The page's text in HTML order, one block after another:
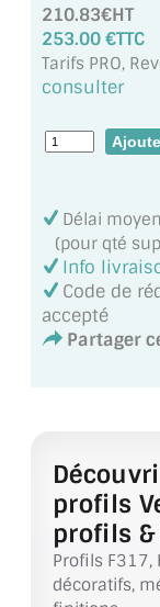
MIROIR POUR
MIROIR DE
MIROIR
MIROIR
MIROIR TV
VERRE SUR
PAROI DE
VERRE
VERRE ANTI-
210.83€HT
253.00 €TTC
Tarifs PRO,
consulter
Délai
(pour qté
Info
Code de
accepté
Partager
profils
profils
Profils F317,
décoratifs,